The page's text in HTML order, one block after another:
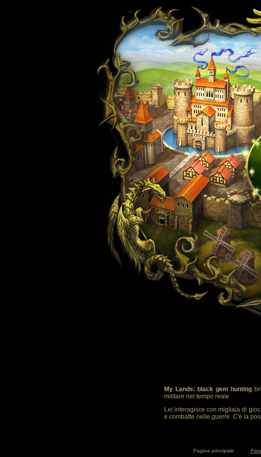
My Lands: black gem hunting
militare nel tempo reale
Lei interagisce con migliaia di
e combatte nelle guerre. C'è la
Pagina principale